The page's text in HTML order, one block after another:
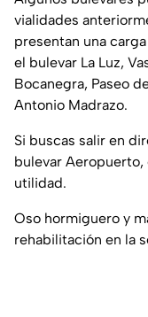
vialidades
presentan una
el bulevar La Luz,
Bocanegra, Paseo
Antonio Madrazo.
Si buscas salir en
bulevar
utilidad.
Oso hormiguero y
rehabilitación en la